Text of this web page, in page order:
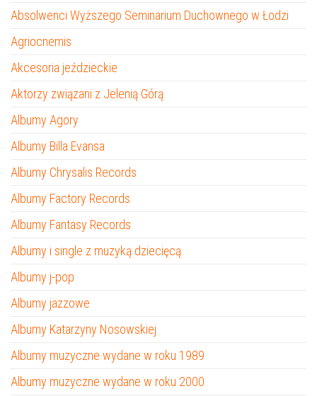
Absolwenci Wyższego Seminarium Duchownego w Łodzi
Agriocnemis
Akcesoria jeździeckie
Aktorzy związani z Jelenią Górą
Albumy Agory
Albumy Billa Evansa
Albumy Chrysalis Records
Albumy Factory Records
Albumy Fantasy Records
Albumy i single z muzyką dziecięcą
Albumy j-pop
Albumy jazzowe
Albumy Katarzyny Nosowskiej
Albumy muzyczne wydane w roku 1989
Albumy muzyczne wydane w roku 2000